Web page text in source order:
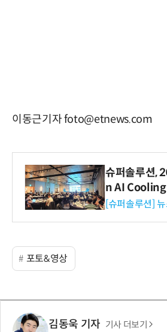
이동근기자 foto@etnews.com
슈퍼솔루션,
n AI
리 성료
[슈퍼솔루션]
포토&영상
김동욱 기자 기사 더보기